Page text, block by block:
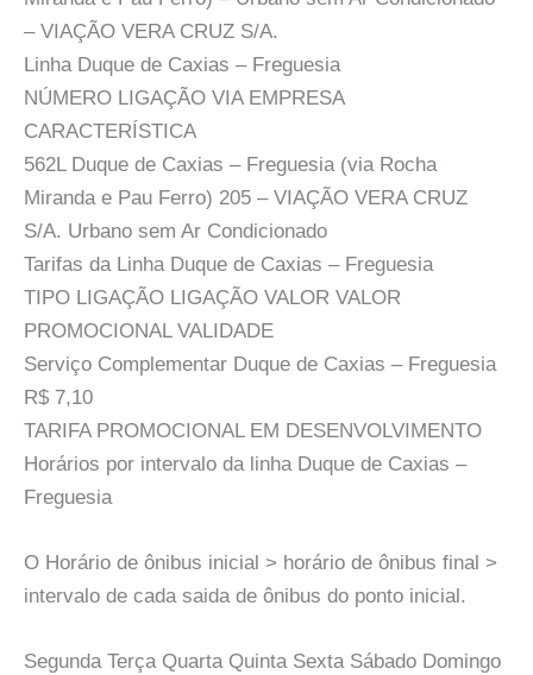
– VIAÇÃO VERA CRUZ S/A.
Linha Duque de Caxias – Freguesia
NÚMERO LIGAÇÃO VIA EMPRESA
CARACTERÍSTICA
562L Duque de Caxias – Freguesia (via Rocha
Miranda e Pau Ferro) 205 – VIAÇÃO VERA CRUZ
S/A. Urbano sem Ar Condicionado
Tarifas da Linha Duque de Caxias – Freguesia
TIPO LIGAÇÃO LIGAÇÃO VALOR VALOR
PROMOCIONAL VALIDADE
Serviço Complementar Duque de Caxias – Freguesia
R$ 7,10
TARIFA PROMOCIONAL EM DESENVOLVIMENTO
Horários por intervalo da linha Duque de Caxias –
Freguesia
O Horário de ônibus inicial > horário de ônibus final >
intervalo de cada saida de ônibus do ponto inicial.
Segunda Terça Quarta Quinta Sexta Sábado Domingo